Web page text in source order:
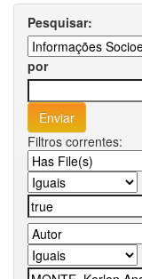
Pesquisar:
por
Filtros correntes: